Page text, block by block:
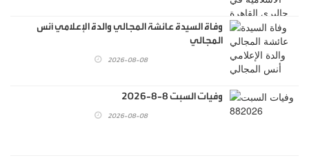
وفاة السيدة عائشة المجالي والدة الإعلامي أنس
المجالي
2026-08-08
وفيات السبت 8-8-2026
2026-08-08